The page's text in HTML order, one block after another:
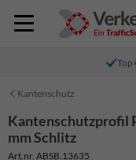
Top
Kantenschutz
Kantenschutzprofil
mm Schlitz
Art.nr. ABSB.13635